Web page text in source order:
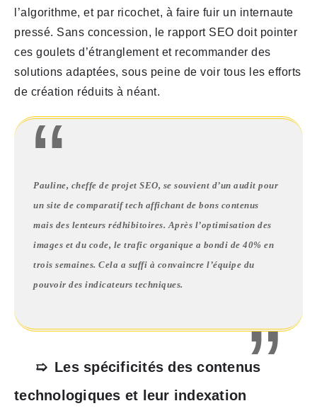
l’algorithme, et par ricochet, à faire fuir un internaute
pressé. Sans concession, le rapport SEO doit pointer
ces goulets d’étranglement et recommander des
solutions adaptées, sous peine de voir tous les efforts
de création réduits à néant.
Pauline, cheffe de projet SEO, se souvient d’un audit pour
un site de comparatif tech affichant de bons contenus
mais des lenteurs rédhibitoires. Après l’optimisation des
images et du code, le trafic organique a bondi de 40% en
trois semaines. Cela a suffi à convaincre l’équipe du
pouvoir des indicateurs techniques.
Les spécificités des contenus
technologiques et leur indexation